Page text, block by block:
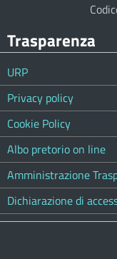
Trasparenza
URP
Privacy policy
Cookie Policy
Albo pretorio on line
Amministrazione
Dichiarazione di